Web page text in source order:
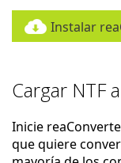
Instalar
Cargar NTF
Inicie
que quiere